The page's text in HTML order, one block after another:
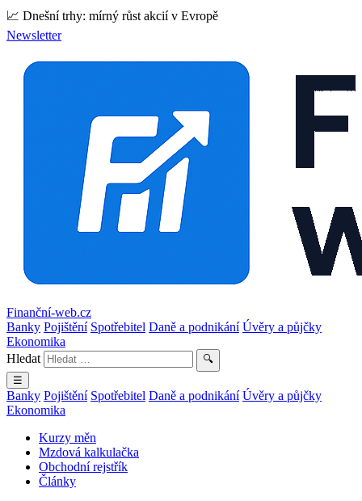
📈 Dnešní trhy: mírný růst akcií v Evropě
Newsletter
Finanční-web.cz
Banky Pojištění Spotřebitel Daně a podnikání Úvěry a půjčky
Ekonomika
Hledat
🔍
☰
Banky Pojištění Spotřebitel Daně a podnikání Úvěry a půjčky
Ekonomika
Kurzy měn
Mzdová kalkulačka
Obchodní rejstřík
Články